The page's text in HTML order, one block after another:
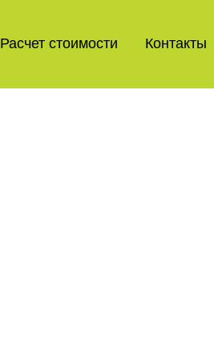
Расчет стоимости Контакты